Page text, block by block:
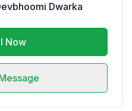
Dwarka
Now